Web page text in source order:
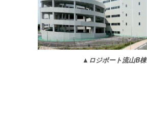
▲ロジポート流山B棟